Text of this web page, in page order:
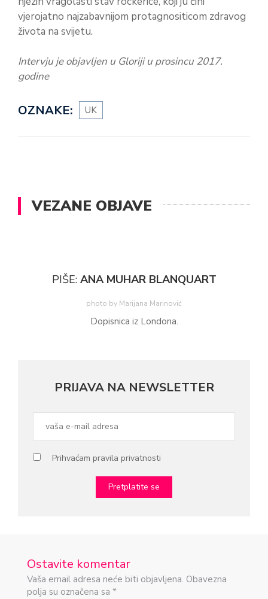
vjerojatno najzabavnijom protagnositicom zdravog
života na svijetu.
Intervju je objavljen u Gloriji u prosincu 2017.
godine
OZNAKE: UK
VEZANE OBJAVE
PIŠE: ANA MUHAR BLANQUART
photo by Marijana Marinović
Dopisnica iz Londona.
PRIJAVA NA NEWSLETTER
Prihvaćam pravila privatnosti
Ostavite komentar
Vaša email adresa neće biti objavljena. Obavezna
polja su označena sa *